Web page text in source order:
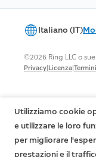
Italiano (IT)
©2026 Ring LLC o
Privacy|Licenza|
Utilizziamo cookie
e utilizzare le loro
per migliorare
prestazioni e il